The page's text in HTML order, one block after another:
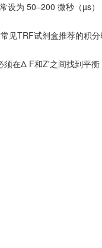
为 50–200 微秒（µs
TRF试剂盒推荐的积分
在Δ F和Z'之间找到平